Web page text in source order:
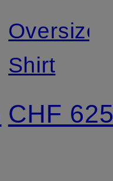
Shirt
CHF